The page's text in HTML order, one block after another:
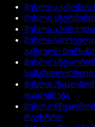
მუხლი 2კანონის
მუხლი3
მუხლი 4
მუხლი 5
გაწეული
მუხლი 6
სამართლებრივი
მუხლი7
დაფუძნება
მუხლი 8
რეესტრი